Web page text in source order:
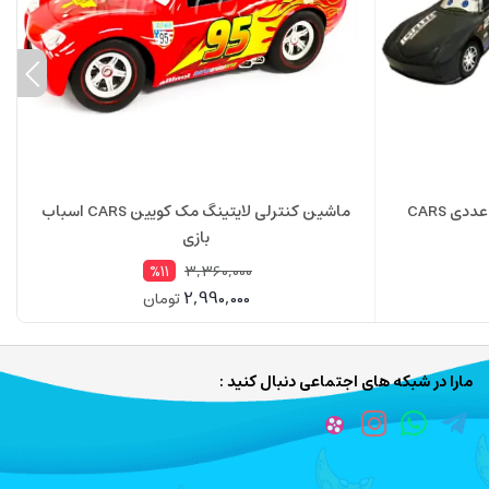
اسباب بازی ماشین مک کویین 3 عددی CARS
ماشین کنترلی لایتینگ مک کویین CARS اسباب
بازی
3,360,000
%11
2,990,000تومان
مارا در شبکه های اجتماعی دنبال کنید :